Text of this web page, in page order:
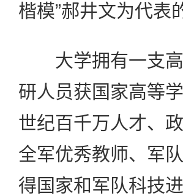
楷模”郝井文为代表
大学拥有一支高
研人员获国家高等
世纪百千万人才、
全军优秀教师、军
得国家和军队科技